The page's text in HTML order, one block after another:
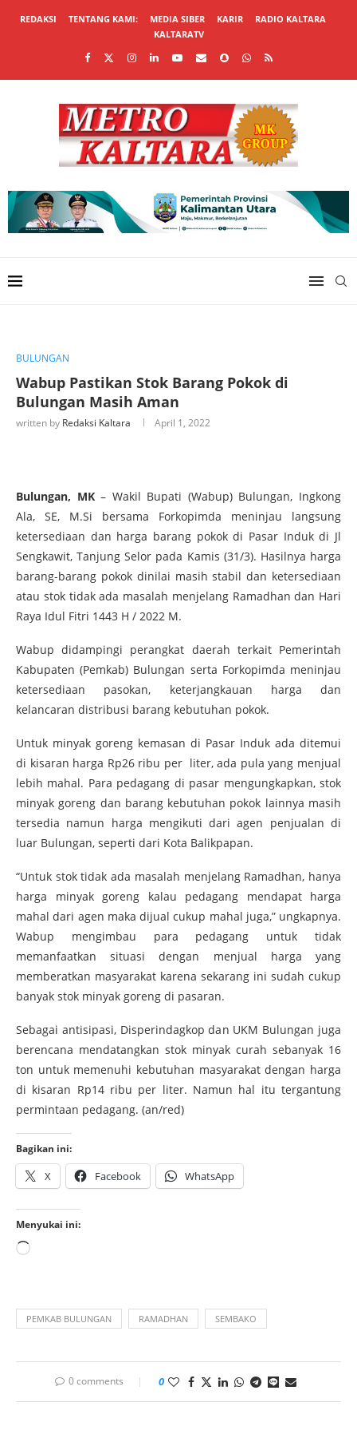
REDAKSI TENTANG KAMI: MEDIA SIBER KARIR
RADIO KALTARA
KALTARATV
BULUNGAN
Wabup Pastikan Stok Barang Pokok di
Bulungan Masih Aman
written by Redaksi Kaltara April 1, 2022
Bulungan, MK– Wakil Bupati (Wabup) Bulungan, Ingkong
Ala, SE, M.Si bersama Forkopimda meninjau langsung
ketersediaan dan harga barang pokok di Pasar Induk di Jl
Sengkawit, Tanjung Selor pada Kamis (31/3). Hasilnya harga
barang-barang pokok dinilai masih stabil dan ketersediaan
atau stok tidak ada masalah menjelang Ramadhan dan Hari
Raya Idul Fitri 1443 H / 2022 M.
Wabup didampingi perangkat daerah terkait Pemerintah
Kabupaten (Pemkab) Bulungan serta Forkopimda meninjau
ketersediaan pasokan, keterjangkauan harga dan
kelancaran distribusi barang kebutuhan pokok.
Untuk minyak goreng kemasan di Pasar Induk ada ditemui
di kisaran harga Rp26 ribu per liter, ada pula yang menjual
lebih mahal. Para pedagang di pasar mengungkapkan, stok
minyak goreng dan barang kebutuhan pokok lainnya masih
tersedia namun harga mengikuti dari agen penjualan di
luar Bulungan, seperti dari Kota Balikpapan.
“Untuk stok tidak ada masalah menjelang Ramadhan, hanya
harga minyak goreng kalau pedagang mendapat harga
mahal dari agen maka dijual cukup mahal juga,” ungkapnya.
Wabup mengimbau para pedagang untuk tidak
memanfaatkan situasi dengan menjual harga yang
memberatkan masyarakat karena sekarang ini sudah cukup
banyak stok minyak goreng di pasaran.
Sebagai antisipasi, Disperindagkop dan UKM Bulungan juga
berencana mendatangkan stok minyak curah sebanyak 16
ton untuk memenuhi kebutuhan masyarakat dengan harga
di kisaran Rp14 ribu per liter. Namun hal itu tergantung
permintaan pedagang. (an/red)
Bagikan ini:
X Facebook WhatsApp
Menyukai ini:
PEMKAB BULUNGAN RAMADHAN SEMBAKO
0 comments 0